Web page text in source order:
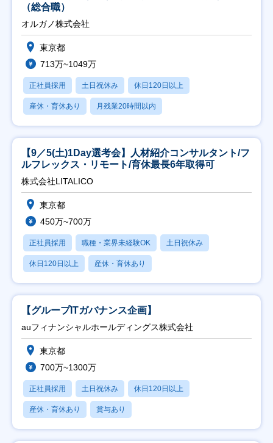
（総合職）
オルガノ株式会社
東京都
713万~1049万
正社員採用 土日祝休み 休日120日以上
産休・育休あり 月残業20時間以内
【9／5(土)1Day選考会】人材紹介コンサルタント/フ
ルフレックス・リモート/育休最長6年取得可
株式会社LITALICO
東京都
450万~700万
正社員採用 職種・業界未経験OK 土日祝休み
休日120日以上 産休・育休あり
【グループITガバナンス企画】
auフィナンシャルホールディングス株式会社
東京都
700万~1300万
正社員採用 土日祝休み 休日120日以上
産休・育休あり 賞与あり